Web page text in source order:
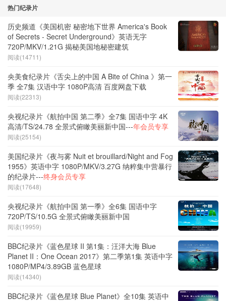
热门纪录片
历史频道《美国机密 秘密地下世界 America's Book
of Secrets - Secret Underground》英语无字
720P/MKV/1.21G 揭秘美国地秘密建筑
阅读(14711)
央美食纪录片《舌尖上的中国 A Bite of China 》第一
季 全7集 汉语中字 1080P高清 百度网盘下载
阅读(22313)
央视纪录片《航拍中国 第二季》全7集 国语中字 4K
高清/TS/24.78 全景式俯瞰美丽新中国---年会员专享
阅读(25154)
美国纪录片《夜与雾 Nuit et brouillard/Night and Fog
1955》英语中字 1080P/MKV/3.27G 纳粹集中营暴行
的纪录片---终身会员专享
阅读(17648)
央视纪录片《航拍中国 第一季》全6集 国语中字
720P/TS/10.5G 全景式俯瞰美丽新中国
阅读(19959)
BBC纪录片《蓝色星球 II 第1集：汪洋大海 Blue
Planet II：One Ocean 2017》第二季第1集 英语中字
1080P/MP4/3.89GB 蓝色星球
阅读(14340)
BBC纪录片《蓝色星球 Blue Planet》全10集 英语中